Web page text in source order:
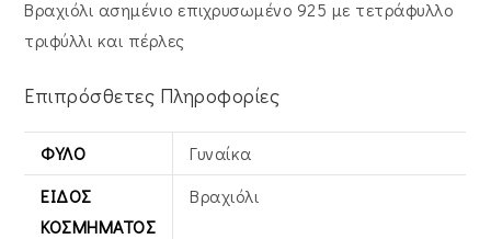
Βραχιόλι ασημένιο επιχρυσωμένο 925 με τετράφυλλο
τριφύλλι και πέρλες
Επιπρόσθετες Πληροφορίες
ΦΎΛΟ
Γυναίκα
ΕΊΔΟΣ
ΚΟΣΜΉΜΑΤΟΣ
Βραχιόλι